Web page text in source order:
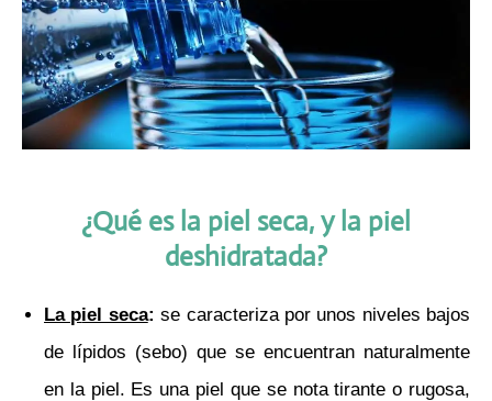
¿Qué es la piel seca, y la piel
deshidratada?
Lapiel seca:se caracteriza por unos niveles bajos
de lípidos (sebo) que se encuentran naturalmente
en la piel. Es una piel que se nota tirante o rugosa,